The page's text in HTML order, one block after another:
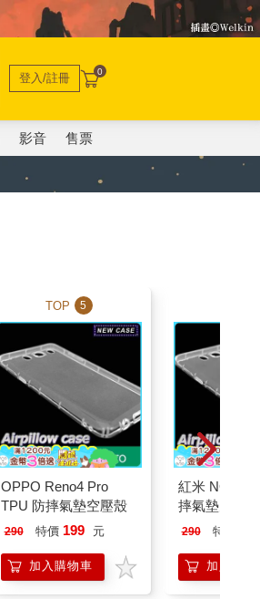
登入/註冊 0
影音 售票
TOP 5
OPPO Reno4 Pro
TPU 防摔氣墊空壓殼
290 特價 199 元
加入購物車
紅米 NOTE
摔氣墊空壓殼
290 特價
加入購物